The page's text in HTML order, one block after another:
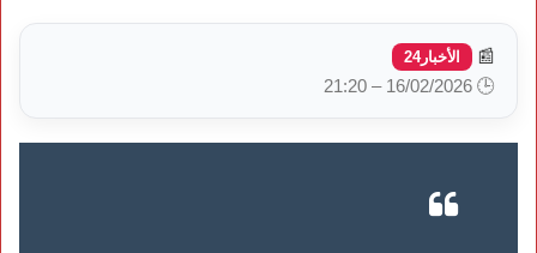
📰 الأخبار24
🕒 16/02/2026 – 21:20